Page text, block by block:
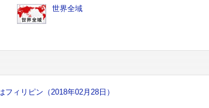
世界全域
ィリピン（2018年02月28日）